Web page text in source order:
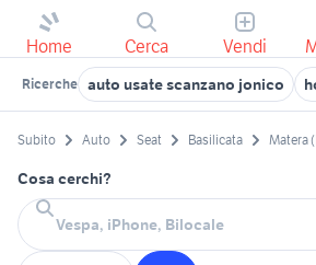
Home Cerca Vendi
Ricerche auto usate scanzano jonico
Subito Auto Seat Basilicata Matera
Cosa cerchi?